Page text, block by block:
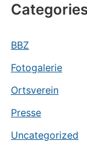
BBZ
Fotogalerie
Ortsverein
Presse
Uncategorized